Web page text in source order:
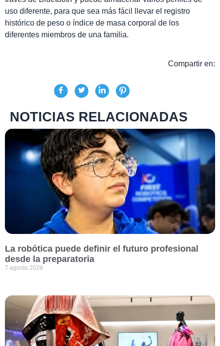
uso diferente, para que sea más fácil llevar el registro
histórico de peso o índice de masa corporal de los
diferentes miembros de una familia.
Compartir en:
NOTICIAS RELACIONADAS
La robótica puede definir el futuro profesional
desde la preparatoria
7 agosto 2026